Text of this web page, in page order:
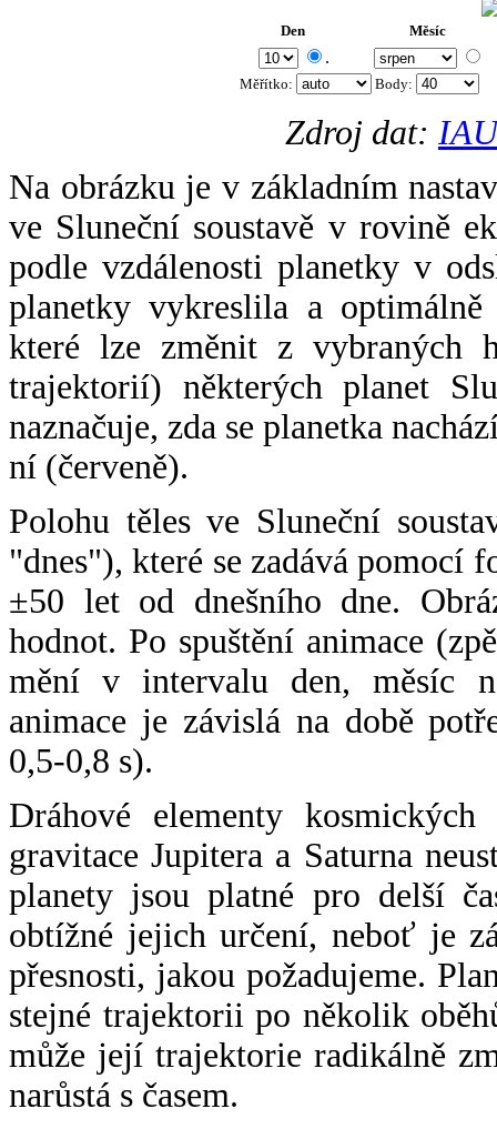
Den Měsíc
.
Měřítko: Body:
Zdroj dat:
Na obrázku je v základním
ve Sluneční soustavě v rovině
podle vzdálenosti planetky v
planetky vykreslila a
které lze změnit z vybraných
trajektorií) některých planet
naznačuje, zda se planetka
ní (červeně).
Polohu těles ve Sluneční
"dnes"), které se zadává pomocí
±50 let od dnešního dne.
hodnot. Po spuštění animace
mění v intervalu den, měsíc
animace je závislá na době
0,5-0,8 s).
Dráhové elementy
gravitace Jupitera a Saturna
planety jsou platné pro delší
obtížné jejich určení, neboť je
přesnosti, jakou požadujeme.
stejné trajektorii po několik
může její trajektorie radikálně
narůstá s časem.